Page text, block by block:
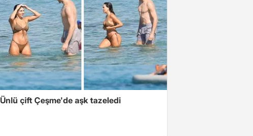
Ünlü çift Çeşme'de aşk tazeledi